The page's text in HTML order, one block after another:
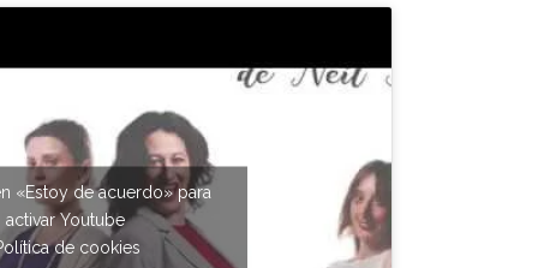
«Estoy de acuerdo» para
activar Youtube
de cookies